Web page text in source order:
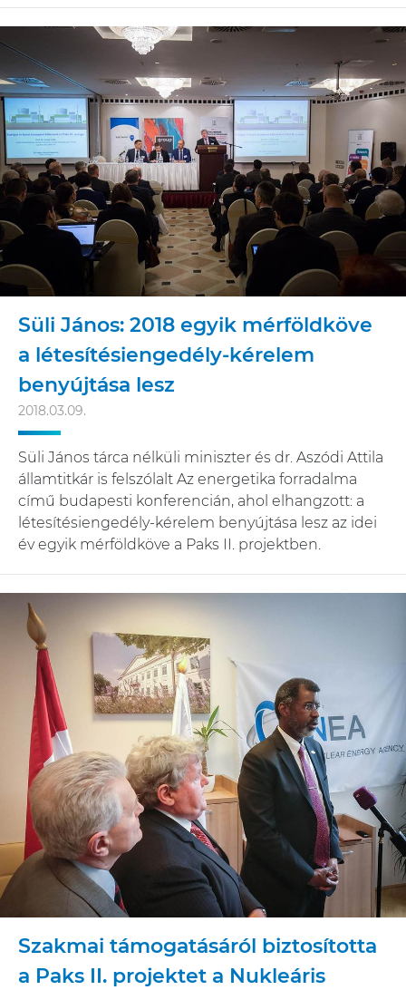
Süli János: 2018 egyik mérföldköve
a létesítésiengedély-kérelem
benyújtása lesz
2018.03.09.
Süli János tárca nélküli miniszter és dr. Aszódi Attila
államtitkár is felszólalt Az energetika forradalma
című budapesti konferencián, ahol elhangzott: a
létesítésiengedély-kérelem benyújtása lesz az idei
év egyik mérföldköve a Paks II. projektben.
Szakmai támogatásáról biztosította
a Paks II. projektet a Nukleáris